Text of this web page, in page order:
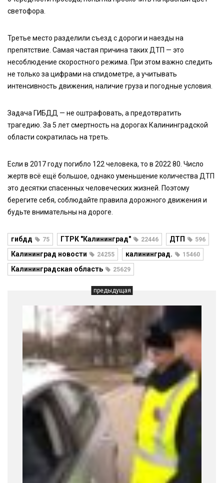
светофора.
Третье место разделили съезд с дороги и наезды на
препятствие. Самая частая причина таких ДТП — это
несоблюдение скоростного режима. При этом важно следить
не только за цифрами на спидометре, а учитывать
интенсивность движения, наличие груза и погодные условия.
Задача ГИБДД — не оштрафовать, а предотвратить
трагедию. За 5 лет смертность на дорогах Калининградской
области сократилась на треть.
Если в 2017 году погибло 122 человека, то в 2022 80. Число
жертв всё ещё большое, однако уменьшение количества ДТП
это десятки спасенных человеческих жизней. Поэтому
берегите себя, соблюдайте правила дорожного движения и
будьте внимательны на дороге.
гибдд 75 ГТРК "Калининград" 22446 ДТП 596
Калининград новости 24255 калининград. 15460
Калининградская область 25629
предыдущая